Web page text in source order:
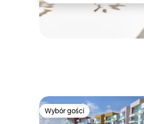
Wybór gości
Wybór gości